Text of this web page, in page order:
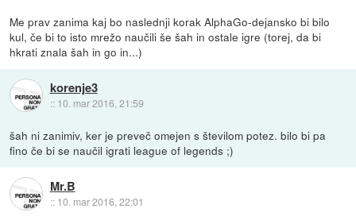
Me prav zanima kaj bo naslednji korak AlphaGo-dejansko bi bilo
kul, če bi to isto mrežo naučili še šah in ostale igre (torej, da bi
hkrati znala šah in go in...)
korenje3
:: 10. mar 2016, 21:59
šah ni zanimiv, ker je preveč omejen s številom potez. bilo bi pa
fino če bi se naučil igrati league of legends ;)
Mr.B
:: 10. mar 2016, 22:01